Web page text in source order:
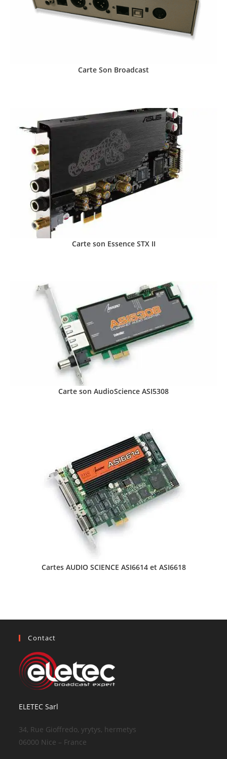
Carte Son Broadcast
Carte son Essence STX II
Carte son AudioScience ASI5308
Cartes AUDIO SCIENCE ASI6614 et ASI6618
Contact
ELETEC Sarl
34, Rue Gioffredo, yrytys, hermetys
06000 Nice – France